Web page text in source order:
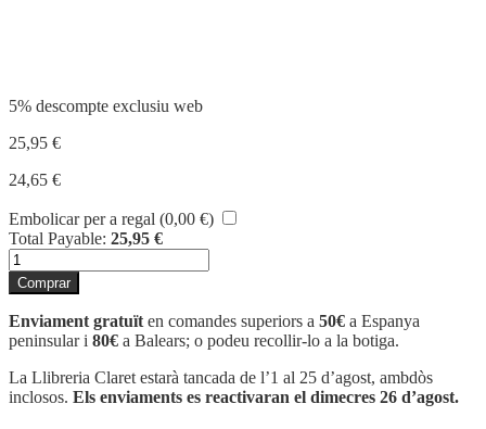
5% descompte exclusiu web
25,95 €
24,65 €
Embolicar per a regal (0,00 €)
Total Payable: 25,95 €
quantitat
de
TRADUCCIONES
ARAMEAS
DE
LA
BIBLIA.LOS
TARGUMIM
Comprar
Enviament gratuït en comandes superiors a 50€ a Espanya
peninsular i 80€ a Balears; o podeu recollir-lo a la botiga.
La Llibreria Claret estarà tancada de l’1 al 25 d’agost, ambdòs
inclosos. Els enviaments es reactivaran el dimecres 26 d’agost.